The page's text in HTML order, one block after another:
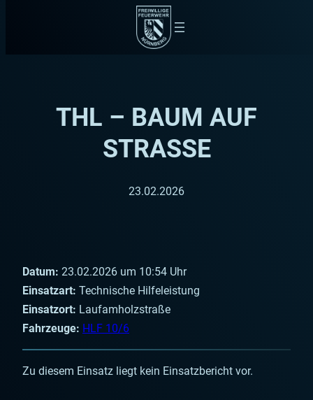
THL – BAUM AUF
STRASSE
23.02.2026
Datum: 23.02.2026 um 10:54 Uhr
Einsatzart: Technische Hilfeleistung
Einsatzort: Laufamholzstraße
Fahrzeuge: HLF 10/6
Zu diesem Einsatz liegt kein Einsatzbericht vor.